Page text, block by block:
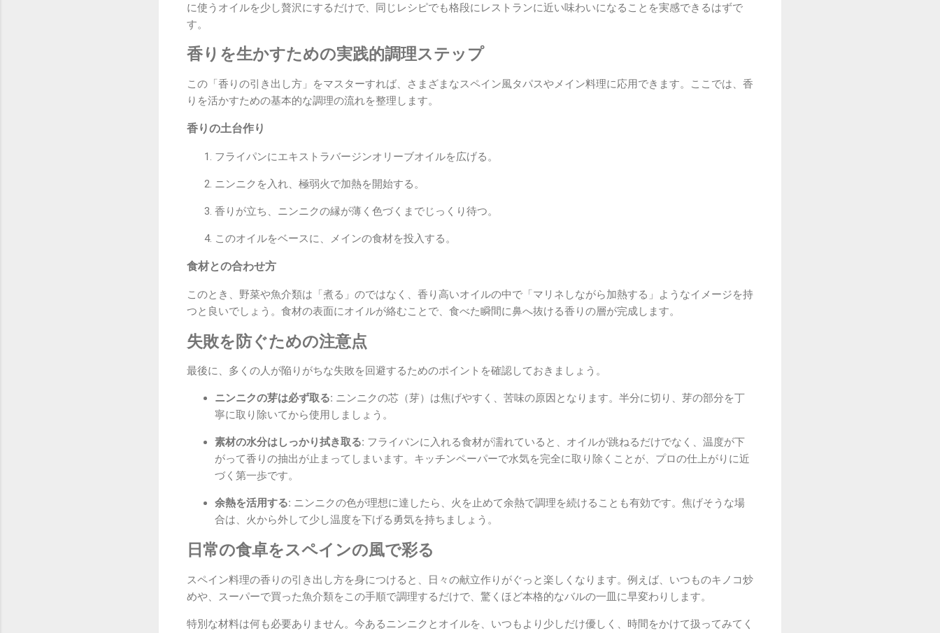
に使うオイルを少し贅沢にするだけで、同じレシピでも格段にレストランに近い味わいになることを実感できるはずで
す。
香りを生かすための実践的調理ステップ
この「香りの引き出し方」をマスターすれば、さまざまなスペイン風タパスやメイン料理に応用できます。ここでは、香
りを活かすための基本的な調理の流れを整理します。
香りの土台作り
フライパンにエキストラバージンオリーブオイルを広げる。
ニンニクを入れ、極弱火で加熱を開始する。
香りが立ち、ニンニクの縁が薄く色づくまでじっくり待つ。
このオイルをベースに、メインの食材を投入する。
食材との合わせ方
このとき、野菜や魚介類は「煮る」のではなく、香り高いオイルの中で「マリネしながら加熱する」ようなイメージを持
つと良いでしょう。食材の表面にオイルが絡むことで、食べた瞬間に鼻へ抜ける香りの層が完成します。
失敗を防ぐための注意点
最後に、多くの人が陥りがちな失敗を回避するためのポイントを確認しておきましょう。
ニンニクの芽は必ず取る: ニンニクの芯（芽）は焦げやすく、苦味の原因となります。半分に切り、芽の部分を丁
寧に取り除いてから使用しましょう。
素材の水分はしっかり拭き取る: フライパンに入れる食材が濡れていると、オイルが跳ねるだけでなく、温度が下
がって香りの抽出が止まってしまいます。キッチンペーパーで水気を完全に取り除くことが、プロの仕上がりに近
づく第一歩です。
余熱を活用する: ニンニクの色が理想に達したら、火を止めて余熱で調理を続けることも有効です。焦げそうな場
合は、火から外して少し温度を下げる勇気を持ちましょう。
日常の食卓をスペインの風で彩る
スペイン料理の香りの引き出し方を身につけると、日々の献立作りがぐっと楽しくなります。例えば、いつものキノコ炒
めや、スーパーで買った魚介類をこの手順で調理するだけで、驚くほど本格的なバルの一皿に早変わりします。
特別な材料は何も必要ありません。今あるニンニクとオイルを、いつもより少しだけ優しく、時間をかけて扱ってみてく